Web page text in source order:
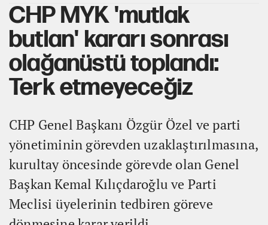
CHP MYK 'mutlak
butlan' kararı sonrası
olağanüstü toplandı:
Terk etmeyeceğiz
CHP Genel Başkanı Özgür Özel ve parti
yönetiminin görevden uzaklaştırılmasına,
kurultay öncesinde görevde olan Genel
Başkan Kemal Kılıçdaroğlu ve Parti
Meclisi üyelerinin tedbiren göreve